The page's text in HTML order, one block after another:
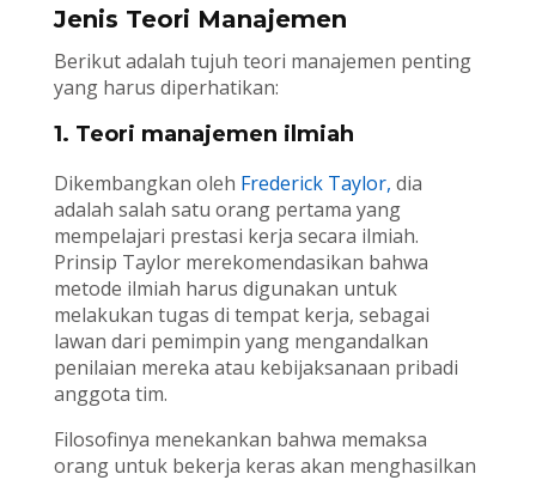
Jenis Teori Manajemen
Berikut adalah tujuh teori manajemen penting
yang harus diperhatikan:
1. Teori manajemen ilmiah
Dikembangkan oleh Frederick Taylor, dia
adalah salah satu orang pertama yang
mempelajari prestasi kerja secara ilmiah.
Prinsip Taylor merekomendasikan bahwa
metode ilmiah harus digunakan untuk
melakukan tugas di tempat kerja, sebagai
lawan dari pemimpin yang mengandalkan
penilaian mereka atau kebijaksanaan pribadi
anggota tim.
Filosofinya menekankan bahwa memaksa
orang untuk bekerja keras akan menghasilkan